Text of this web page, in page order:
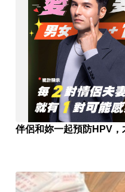
伴侶和妳一起預防HPV，